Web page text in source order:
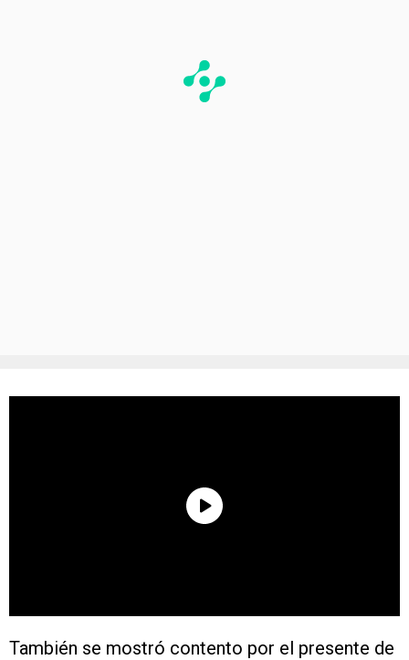
También se mostró contento por el presente de